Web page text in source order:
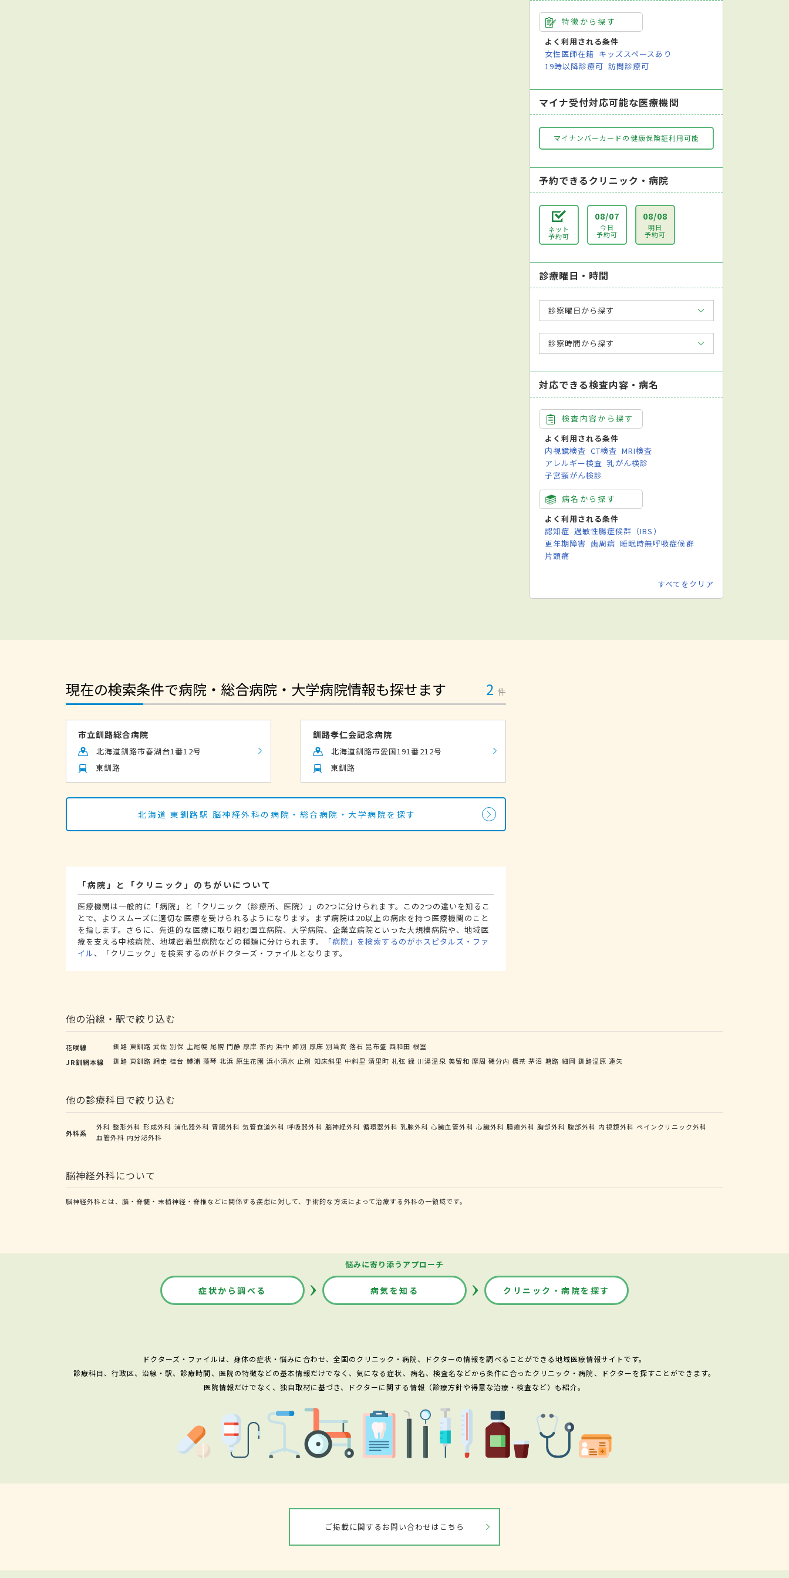
特徴から探す
よく利用される条件
女性医師在籍 キッズスペースあり
19時以降診療可 訪問診療可
マイナ受付対応可能な医療機関
マイナンバーカードの健康保険証利用可能
予約できるクリニック・病院
ネット
予約可
08/07
今日
予約可
08/08
明日
予約可
診療曜日・時間
診察曜日から探す
診察時間から探す
対応できる検査内容・病名
検査内容から探す
よく利用される条件
内視鏡検査 CT検査 MRI検査
アレルギー検査 乳がん検診
子宮頸がん検診
病名から探す
よく利用される条件
認知症 過敏性腸症候群（IBS）
更年期障害 歯周病 睡眠時無呼吸症候群
片頭痛
すべてをクリア
現在の検索条件で病院・総合病院・大学病院情報も探せます 2 件
市立釧路総合病院
北海道釧路市春湖台1番12号
東釧路
釧路孝仁会記念病院
北海道釧路市愛国191番212号
東釧路
北海道 東釧路駅 脳神経外科の病院・総合病院・大学病院を探す
「病院」と「クリニック」のちがいについて
医療機関は一般的に「病院」と「クリニック（診療所、医院）」の2つに分けられます。この2つの違いを知るこ
とで、よりスムーズに適切な医療を受けられるようになります。まず病院は20以上の病床を持つ医療機関のこと
を指します。さらに、先進的な医療に取り組む国立病院、大学病院、企業立病院といった大規模病院や、地域医
療を支える中核病院、地域密着型病院などの種類に分けられます。
「病院」を検索するのがホスピタルズ・ファ
イル、「クリニック」を検索するのがドクターズ・ファイルとなります。
他の沿線・駅で絞り込む
花咲線 釧路 東釧路 武佐 別保 上尾幌 尾幌 門静 厚岸 茶内 浜中 姉別 厚床 別当賀 落石 昆布盛 西和田 根室
JR釧網本線
釧路 東釧路 網走 桂台 鱒浦 藻琴 北浜 原生花園 浜小清水 止別 知床斜里 中斜里 清里町 札弦 緑 川湯温泉 美留和 摩周 磯分内 標茶 茅沼 塘路 細岡 釧路湿原 遠矢
他の診療科目で絞り込む
外科系
外科 整形外科 形成外科 消化器外科 胃腸外科 気管食道外科 呼吸器外科 脳神経外科 循環器外科 乳腺外科 心臓血管外科 心臓外科 腫瘍外科 胸部外科 腹部外科 内視鏡外科 ペインクリニック外科
血管外科 内分泌外科
脳神経外科について
脳神経外科とは、脳・脊髄・末梢神経・脊椎などに関係する疾患に対して、手術的な方法によって治療する外科の一領域です。
悩みに寄り添うアプローチ
症状から調べる 病気を知る クリニック・病院を探す
ドクターズ・ファイルは、身体の症状・悩みに合わせ、全国のクリニック・病院、ドクターの情報を調べることができる地域医療情報サイトです。
診療科目、行政区、沿線・駅、診療時間、医院の特徴などの基本情報だけでなく、気になる症状、病名、検査名などから条件に合ったクリニック・病院、ドクターを探すことができます。
医院情報だけでなく、独自取材に基づき、ドクターに関する情報（診療方針や得意な治療・検査など）も紹介。
ご掲載に関するお問い合わせはこちら